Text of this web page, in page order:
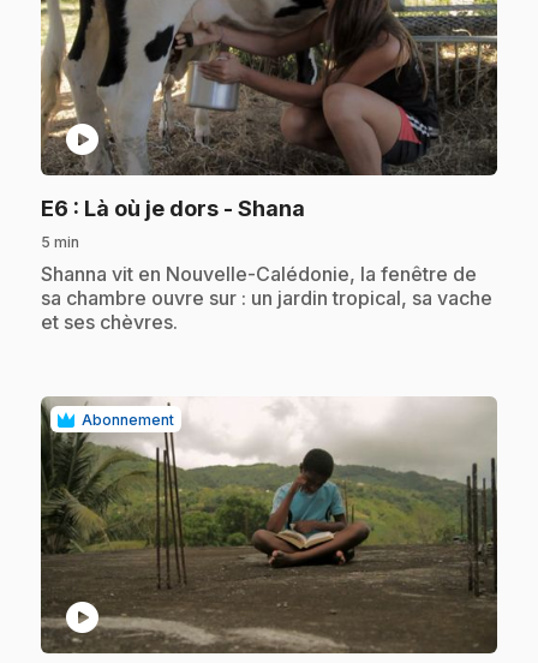
play_circle
E6 : Là où je dors - Shana
5 min
.Shanna vit en Nouvelle-Calédonie, la fenêtre de
sa chambre ouvre sur : un jardin tropical, sa vache
et ses chèvres.
Abonnement
play_circle